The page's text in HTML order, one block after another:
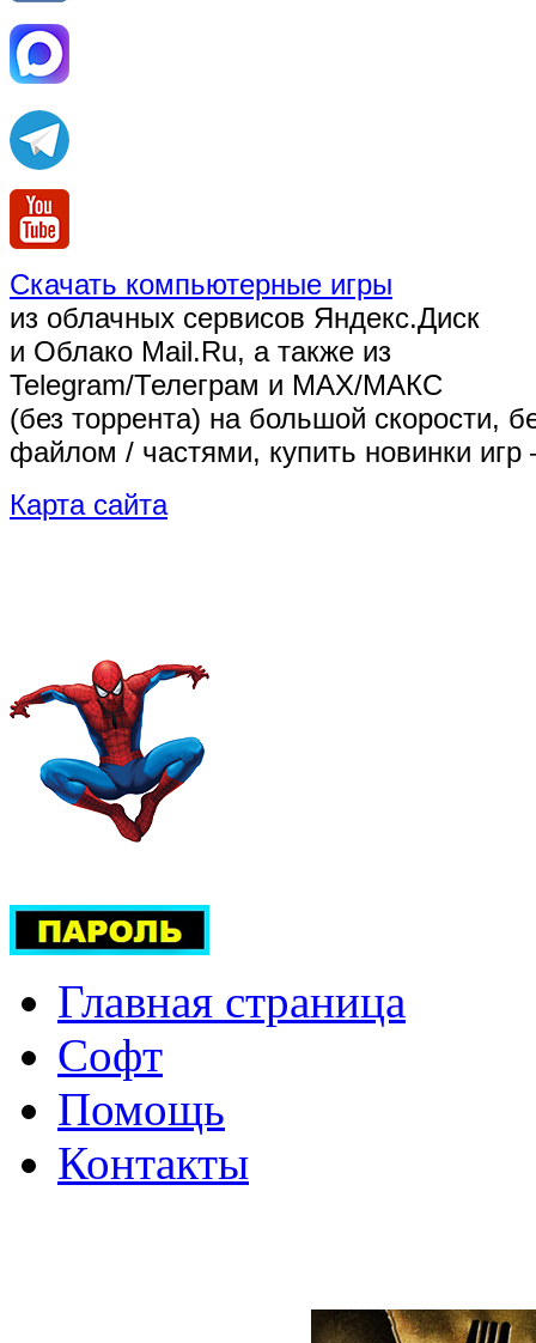
Скачать компьютерные игры
из облачных сервисов Яндекс.Диск
и Облако Mail.Ru, а также из
Telegram/Телеграм и MAX/МАКС
(без торрента) на большой скорости,
файлом / частями, купить новинки
Карта сайта
Главная страница
Софт
Помощь
Контакты